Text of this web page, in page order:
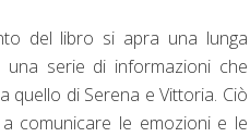
del libro si apra una lunga
serie di informazioni che
di Serena e Vittoria. Ciò
comunicare le emozioni e le